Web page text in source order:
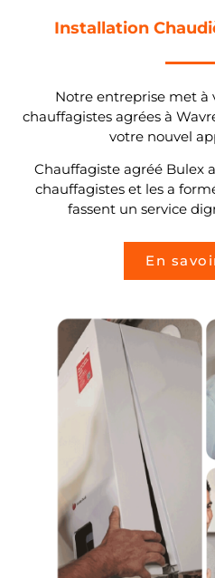
Installation
Notre entreprise met à
chauffagistes agrées à
votre nouvel
Chauffagiste agréé Bulex
chauffagistes et les a
fassent un service
En